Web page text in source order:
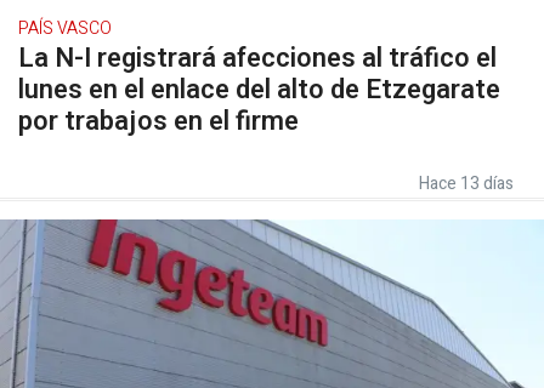
PAÍS VASCO
La N-I registrará afecciones al tráfico el
lunes en el enlace del alto de Etzegarate
por trabajos en el firme
Hace 13 días